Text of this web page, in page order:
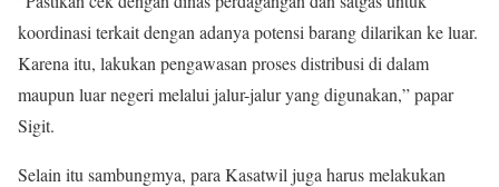
koordinasi terkait dengan adanya potensi barang dilarikan ke luar.
Karena itu, lakukan pengawasan proses distribusi di dalam
maupun luar negeri melalui jalur-jalur yang digunakan,” papar
Sigit.
Selain itu sambungmya, para Kasatwil juga harus melakukan